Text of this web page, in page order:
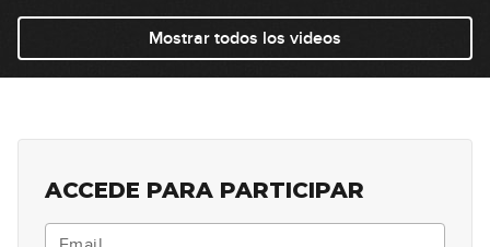
09:26
El pentagrama
7
Mostrar todos los videos
ACCEDE PARA PARTICIPAR